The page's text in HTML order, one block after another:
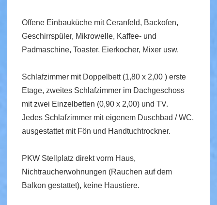
Offene Einbauküche mit Ceranfeld, Backofen,
Geschirrspüler, Mikrowelle, Kaffee- und
Padmaschine, Toaster, Eierkocher, Mixer usw.
Schlafzimmer mit Doppelbett (1,80 x 2,00 ) erste
Etage, zweites Schlafzimmer im Dachgeschoss
mit zwei Einzelbetten (0,90 x 2,00) und TV.
Jedes Schlafzimmer mit eigenem Duschbad / WC,
ausgestattet mit Fön und Handtuchtrockner.
PKW Stellplatz direkt vorm Haus,
Nichtraucherwohnungen (Rauchen auf dem
Balkon gestattet), keine Haustiere.